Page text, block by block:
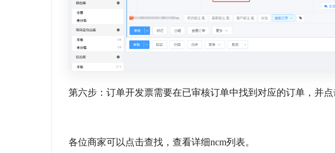
第六步：订单开发票需要在已审核订单中找到对应的订单，并点
各位商家可以点击查找，查看详细ncm列表。